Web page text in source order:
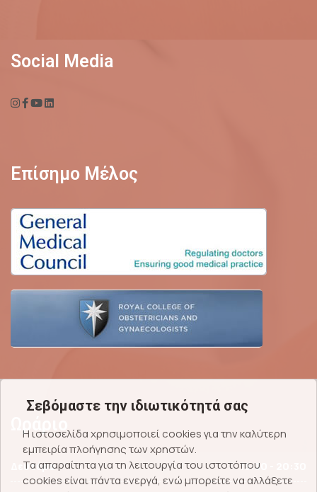
Social Media
Επίσημο Μέλος
Δευτέρα 15:30 - 20:30
Σεβόμαστε την ιδιωτικότητά σας
Η ιστοσελίδα χρησιμοποιεί cookies για την καλύτερη
εμπειρία πλοήγησης των χρηστών.
Τα απαραίτητα για τη λειτουργία του ιστοτόπου
cookies είναι πάντα ενεργά, ενώ μπορείτε να αλλάξετε